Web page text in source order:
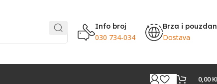
Info broj
030 734-034
Brza i
Dostava
0,00